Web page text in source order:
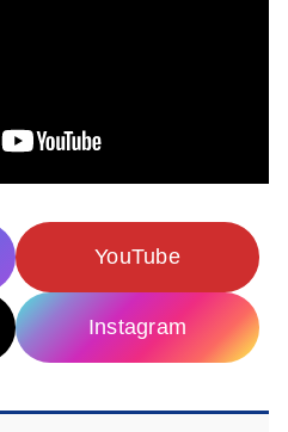
YouTube
Instagram